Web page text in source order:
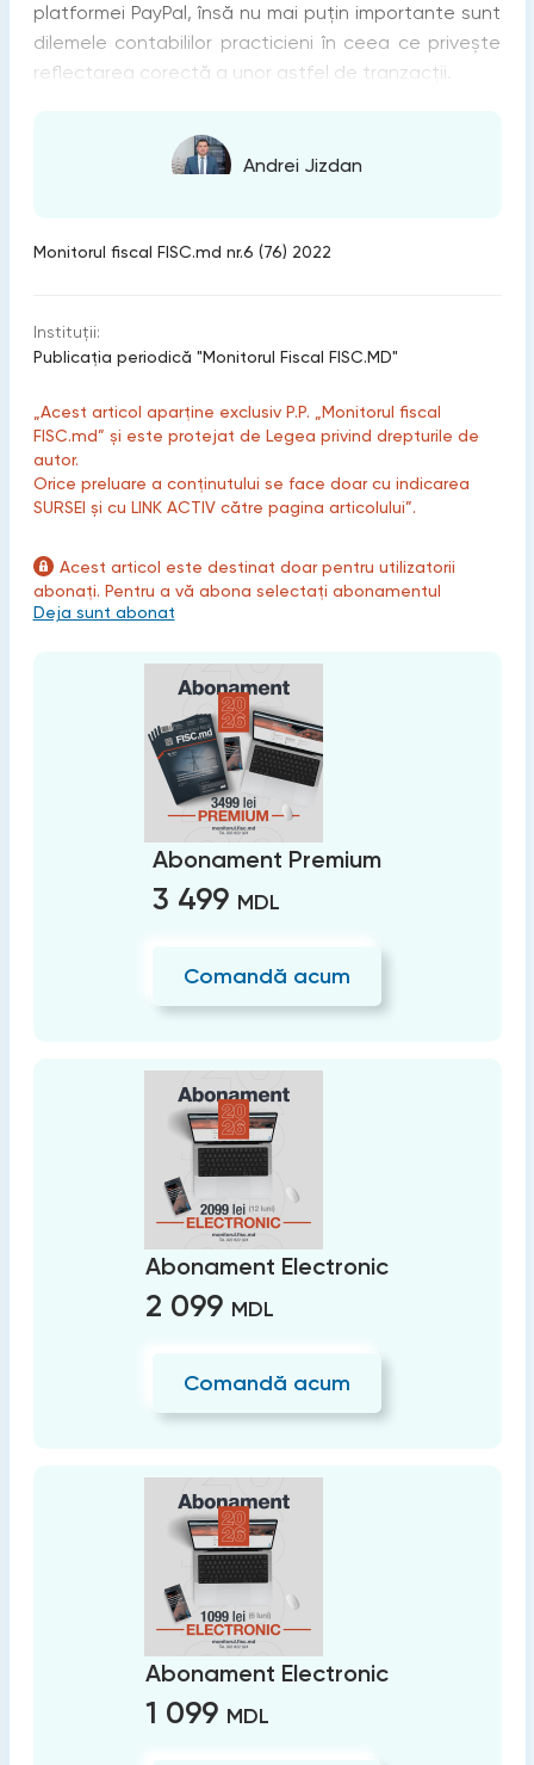
platformei PayPal, însă nu mai puțin importante sunt
dilemele contabililor practicieni în ceea ce privește
reflectarea corectă a unor astfel de tranzacții.
Andrei Jizdan
Monitorul fiscal FISC.md nr.6 (76) 2022
Instituții:
Publicaţia periodică "Monitorul Fiscal FISC.MD"
„Acest articol aparține exclusiv P.P. „Monitorul fiscal
FISC.md” și este protejat de Legea privind drepturile de
autor.
Orice preluare a conținutului se face doar cu indicarea
SURSEI și cu LINK ACTIV către pagina articolului”.
Acest articol este destinat doar pentru utilizatorii
abonați. Pentru a vă abona selectați abonamentul
Deja sunt abonat
Abonament Premium
3 499 MDL
Comandă acum
Abonament Electronic
2 099 MDL
Comandă acum
Abonament Electronic
1 099 MDL